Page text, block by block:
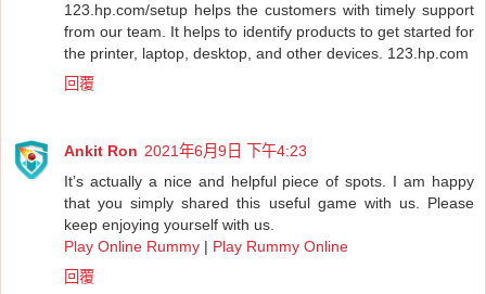
123.hp.com/setup helps the customers with timely support
from our team. It helps to identify products to get started for
the printer, laptop, desktop, and other devices. 123.hp.com
回覆
Ankit Ron 2021年6月9日 下午4:23
It’s actually a nice and helpful piece of spots. I am happy
that you simply shared this useful game with us. Please
keep enjoying yourself with us.
Play Online Rummy | Play Rummy Online
回覆